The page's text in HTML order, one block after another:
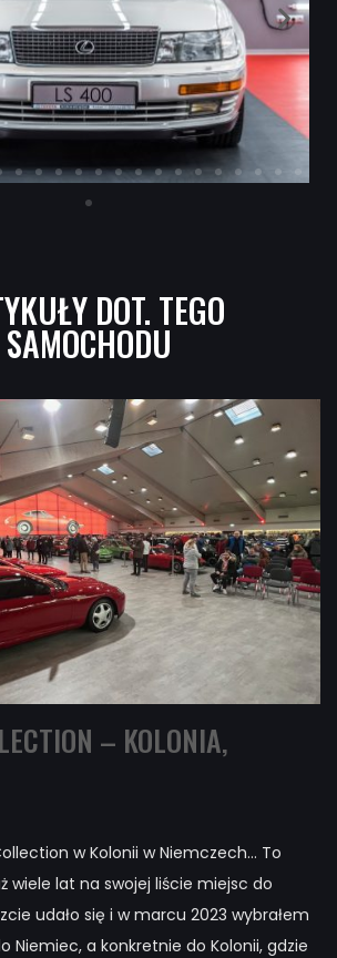
DOT. TEGO
SAMOCHODU
– KOLONIA,
w Kolonii w Niemczech... To
wiele lat na swojej liście miejsc do
udało się i w marcu 2023 wybrałem
Niemiec, a konkretnie do Kolonii, gdzie